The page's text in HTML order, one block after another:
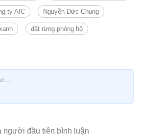
ty AIC Nguyễn Đức Chung
đất rừng phòng hộ